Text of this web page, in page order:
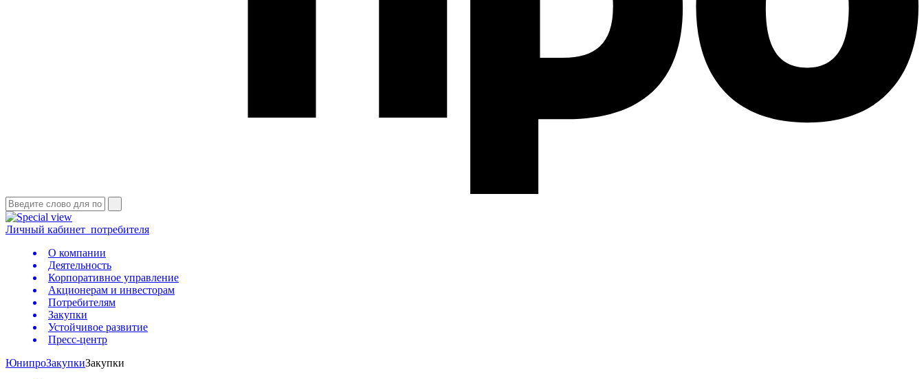
Личный кабинет потребителя
О компании
Деятельность
Корпоративное управление
Акционерам и инвесторам
Потребителям
Закупки
Устойчивое развитие
Пресс-центр
ЮнипроЗакупкиЗакупки